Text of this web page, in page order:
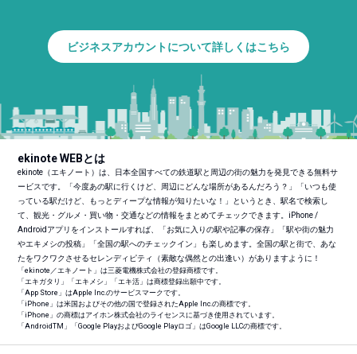
ビジネスアカウントについて詳しくはこちら
ekinote WEBとは
ekinote（エキノート）は、日本全国すべての鉄道駅と周辺の街の魅力を発見できる無料サ
ービスです。「今度あの駅に行くけど、周辺にどんな場所があるんだろう？」「いつも使
っている駅だけど、もっとディープな情報が知りたいな！」というとき、駅名で検索し
て、観光・グルメ・買い物・交通などの情報をまとめてチェックできます。iPhone /
Androidアプリをインストールすれば、「お気に入りの駅や記事の保存」「駅や街の魅力
やエキメシの投稿」「全国の駅へのチェックイン」も楽しめます。全国の駅と街で、あな
たをワクワクさせるセレンディピティ（素敵な偶然との出逢い）がありますように！
「ekinote／エキノート」は三菱電機株式会社の登録商標です。
「エキガタリ」「エキメシ」「エキ活」は商標登録出願中です。
「App Store」はApple Inc.のサービスマークです。
「iPhone」は米国およびその他の国で登録されたApple Inc.の商標です。
「iPhone」の商標はアイホン株式会社のライセンスに基づき使用されています。
「AndroidTM 」「Google PlayおよびGoogle Playロゴ」はGoogle LLCの商標です。